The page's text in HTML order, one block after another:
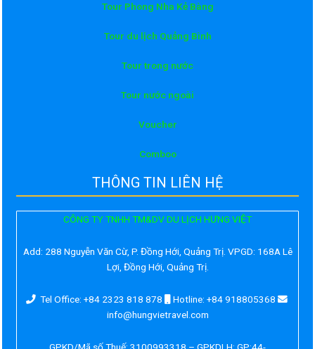
Tour Phong Nha Kẻ Bàng
Tour du lịch Quảng Bình
Tour trong nước
Tour nước ngoài
Voucher
Comboo
THÔNG TIN LIÊN HỆ
CÔNG TY TNHH TM&DV DU LỊCH HƯNG VIỆT
Add: 288 Nguyễn Văn Cừ, P. Đồng Hới, Quảng Trị. VPGD: 168A Lê
Lợi, Đồng Hới, Quảng Trị.
Tel Office: +84 2323 818 878
Hotline: +84 918805368
info@hungvietravel.com